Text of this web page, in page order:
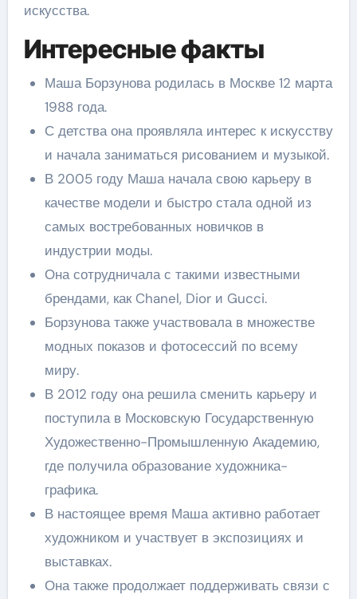
искусства.
Интересные факты
Маша Борзунова родилась в Москве 12 марта
1988 года.
С детства она проявляла интерес к искусству
и начала заниматься рисованием и музыкой.
В 2005 году Маша начала свою карьеру в
качестве модели и быстро стала одной из
самых востребованных новичков в
индустрии моды.
Она сотрудничала с такими известными
брендами, как Chanel, Dior и Gucci.
Борзунова также участвовала в множестве
модных показов и фотосессий по всему
миру.
В 2012 году она решила сменить карьеру и
поступила в Московскую Государственную
Художественно-Промышленную Академию,
где получила образование художника-
графика.
В настоящее время Маша активно работает
художником и участвует в экспозициях и
выставках.
Она также продолжает поддерживать связи с